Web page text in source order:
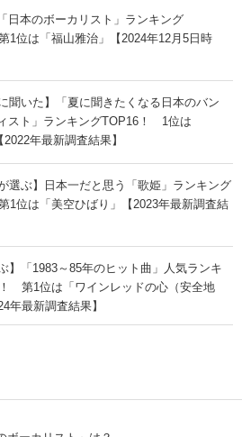
日本のボーカリスト」ランキング
位は「福山雅治」【2024年12月5日時
聞いた】「夏に聞きたくなる日本のバン
スト」ランキングTOP16！ 1位は
2022年最新調査結果】
選ぶ】日本一だと思う「歌姫」ランキング
位は「美空ひばり」【2023年最新調査結
】「1983～85年のヒット曲」人気ランキ
第1位は「ワインレッドの心（安全地
年最新調査結果】